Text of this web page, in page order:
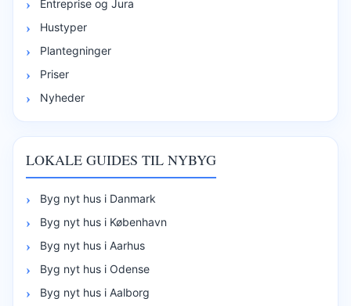
Entreprise og Jura
Hustyper
Plantegninger
Priser
Nyheder
LOKALE GUIDES TIL NYBYG
Byg nyt hus i Danmark
Byg nyt hus i København
Byg nyt hus i Aarhus
Byg nyt hus i Odense
Byg nyt hus i Aalborg